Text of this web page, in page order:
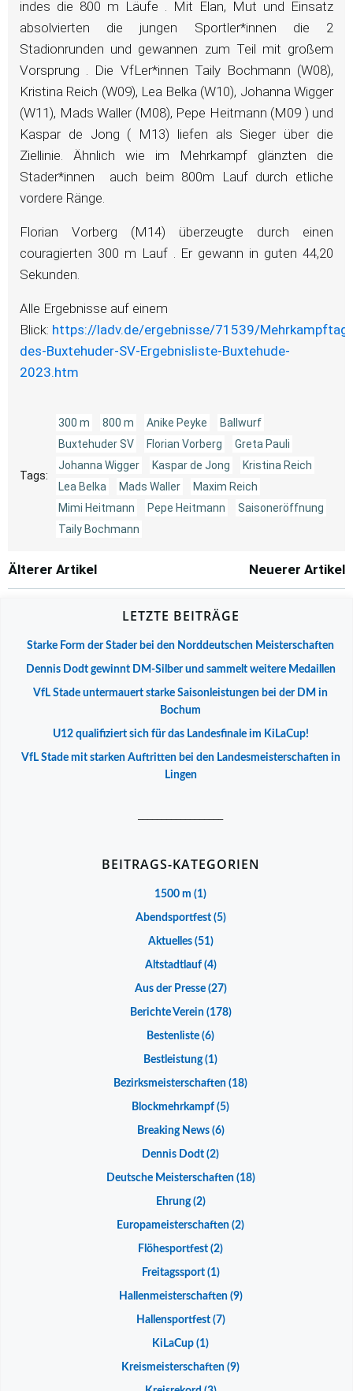
indes die 800 m Läufe . Mit Elan, Mut und Einsatz
absolvierten die jungen Sportler*innen die 2
Stadionrunden und gewannen zum Teil mit großem
Vorsprung . Die VfLer*innen Taily Bochmann (W08),
Kristina Reich (W09), Lea Belka (W10), Johanna Wigger
(W11), Mads Waller (M08), Pepe Heitmann (M09 ) und
Kaspar de Jong ( M13) liefen als Sieger über die
Ziellinie. Ähnlich wie im Mehrkampf glänzten die
Stader*innen auch beim 800m Lauf durch etliche
vordere Ränge.
Florian Vorberg (M14) überzeugte durch einen
couragierten 300 m Lauf . Er gewann in guten 44,20
Sekunden.
Alle Ergebnisse auf einem
Blick: https://ladv.de/ergebnisse/71539/Mehrkampftag-
des-Buxtehuder-SV-Ergebnisliste-Buxtehude-
2023.htm
Tags:
300 m 800 m Anike Peyke
Ballwurf
Buxtehuder SV
Florian Vorberg
Greta Pauli
Johanna Wigger
Kaspar de Jong
Kristina Reich
Lea Belka
Mads Waller
Maxim Reich
Mimi Heitmann
Pepe Heitmann
Saisoneröffnung
Taily Bochmann
Post
navigation
Älterer Artikel
navigation
Neuerer Artikel
LETZTE BEITRÄGE
Starke Form der Stader bei den Norddeutschen Meisterschaften
Dennis Dodt gewinnt DM-Silber und sammelt weitere Medaillen
VfL Stade untermauert starke Saisonleistungen bei der DM in
Bochum
U12 qualifiziert sich für das Landesfinale im KiLaCup!
VfL Stade mit starken Auftritten bei den Landesmeisterschaften in
Lingen
BEITRAGS-KATEGORIEN
1500 m (1)
Abendsportfest(5)
Aktuelles(51)
Altstadtlauf(4)
Aus der Presse(27)
Berichte Verein(178)
Bestenliste (6)
Bestleistung(1)
Bezirksmeisterschaften (18)
Blockmehrkampf (5)
Breaking News(6)
Dennis Dodt (2)
Deutsche Meisterschaften(18)
Ehrung(2)
Europameisterschaften (2)
Flöhesportfest (2)
Freitagssport(1)
Hallenmeisterschaften(9)
Hallensportfest(7)
KiLaCup (1)
Kreismeisterschaften (9)